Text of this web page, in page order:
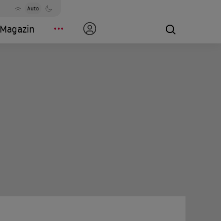
Auto
Magazin